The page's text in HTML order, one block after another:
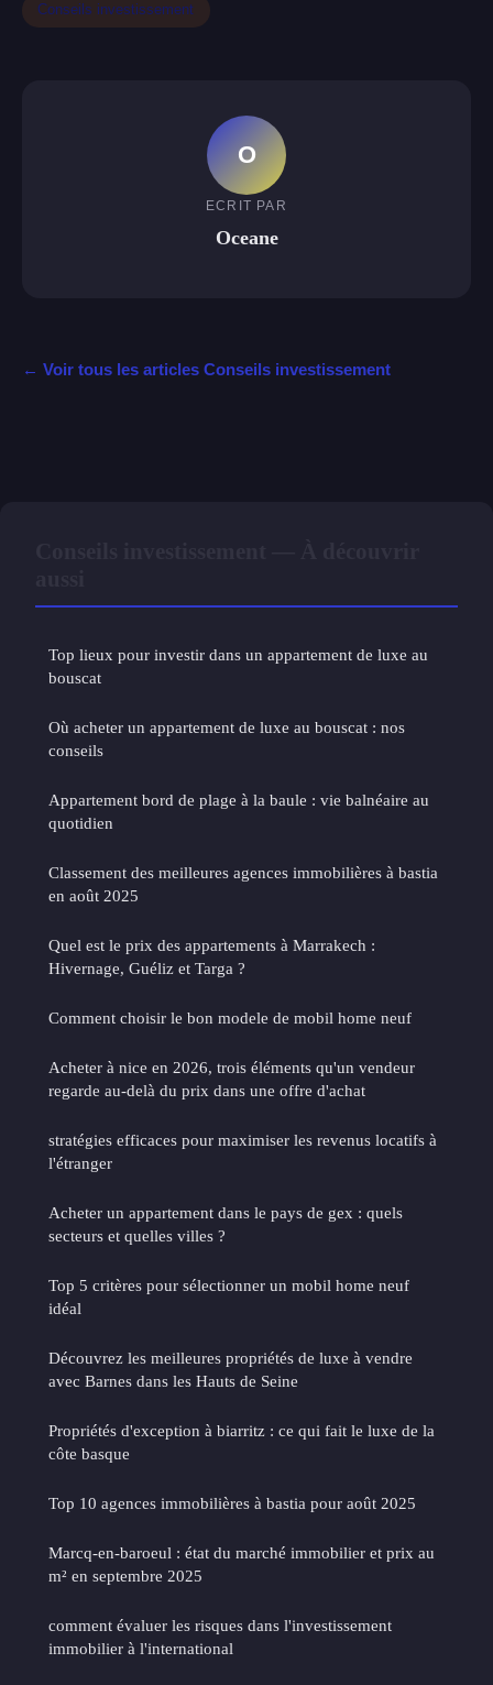
Conseils investissement
O
ECRIT PAR
Oceane
← Voir tous les articles Conseils investissement
Top lieux pour investir dans un appartement de luxe au
bouscat
Où acheter un appartement de luxe au bouscat : nos
conseils
Appartement bord de plage à la baule : vie balnéaire au
quotidien
Classement des meilleures agences immobilières à bastia
en août 2025
Quel est le prix des appartements à Marrakech :
Hivernage, Guéliz et Targa ?
Comment choisir le bon modele de mobil home neuf
Acheter à nice en 2026, trois éléments qu'un vendeur
regarde au-delà du prix dans une offre d'achat
stratégies efficaces pour maximiser les revenus locatifs à
l'étranger
Acheter un appartement dans le pays de gex : quels
secteurs et quelles villes ?
Top 5 critères pour sélectionner un mobil home neuf
idéal
Découvrez les meilleures propriétés de luxe à vendre
avec Barnes dans les Hauts de Seine
Propriétés d'exception à biarritz : ce qui fait le luxe de la
côte basque
Top 10 agences immobilières à bastia pour août 2025
Marcq-en-baroeul : état du marché immobilier et prix au
m² en septembre 2025
comment évaluer les risques dans l'investissement
immobilier à l'international